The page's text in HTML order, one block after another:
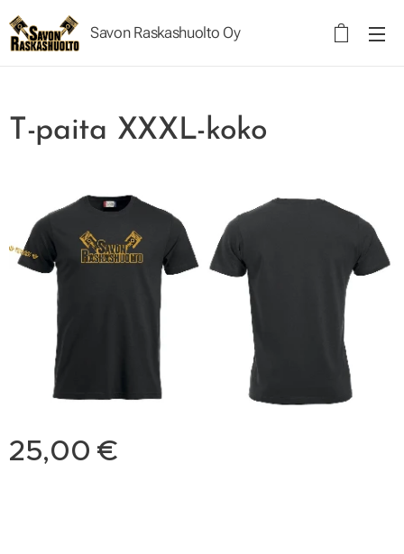
Savon Raskashuolto Oy
T-paita XXXL-koko
25,00 €